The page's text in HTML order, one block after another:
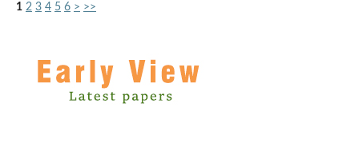
1 2 3 4 5 6 > >>